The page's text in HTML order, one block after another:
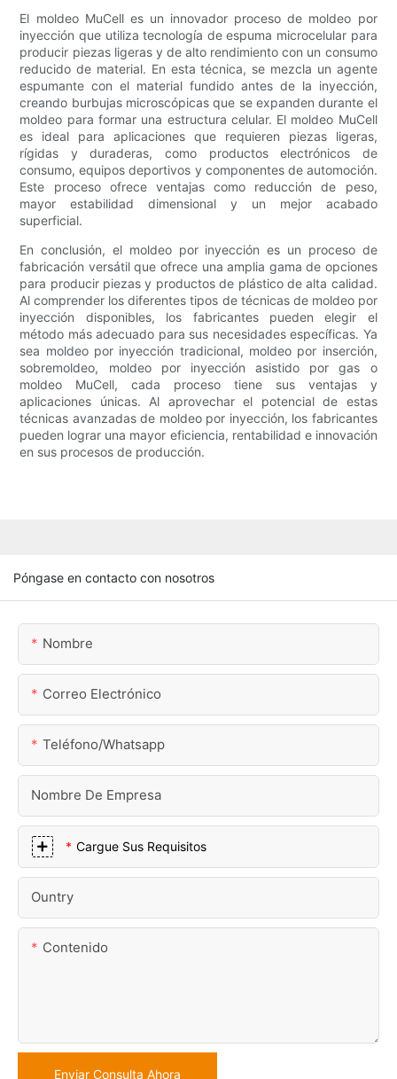
El moldeo MuCell es un innovador proceso de moldeo por
inyección que utiliza tecnología de espuma microcelular para
producir piezas ligeras y de alto rendimiento con un consumo
reducido de material. En esta técnica, se mezcla un agente
espumante con el material fundido antes de la inyección,
creando burbujas microscópicas que se expanden durante el
moldeo para formar una estructura celular. El moldeo MuCell
es ideal para aplicaciones que requieren piezas ligeras,
rígidas y duraderas, como productos electrónicos de
consumo, equipos deportivos y componentes de automoción.
Este proceso ofrece ventajas como reducción de peso,
mayor estabilidad dimensional y un mejor acabado
superficial.
En conclusión, el moldeo por inyección es un proceso de
fabricación versátil que ofrece una amplia gama de opciones
para producir piezas y productos de plástico de alta calidad.
Al comprender los diferentes tipos de técnicas de moldeo por
inyección disponibles, los fabricantes pueden elegir el
método más adecuado para sus necesidades específicas. Ya
sea moldeo por inyección tradicional, moldeo por inserción,
sobremoldeo, moldeo por inyección asistido por gas o
moldeo MuCell, cada proceso tiene sus ventajas y
aplicaciones únicas. Al aprovechar el potencial de estas
técnicas avanzadas de moldeo por inyección, los fabricantes
pueden lograr una mayor eficiencia, rentabilidad e innovación
en sus procesos de producción.
Póngase en contacto con nosotros
Nombre
Correo Electrónico
Teléfono/whatsapp
Nombre De Empresa
Cargue Sus Requisitos
Ountry
Contenido
Enviar Consulta Ahora